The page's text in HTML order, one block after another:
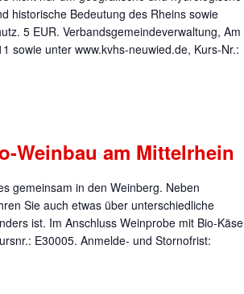
historische Bedeutung des Rheins sowie
5 EUR. Verbandsgemeindeverwaltung, Am
sowie unter www.kvhs-neuwied.de, Kurs-Nr.:
Weinbau am Mittelrhein
gemeinsam in den Weinberg. Neben
Sie auch etwas über unterschiedliche
ist. Im Anschluss Weinprobe mit Bio-Käse
E30005. Anmelde- und Stornofrist: